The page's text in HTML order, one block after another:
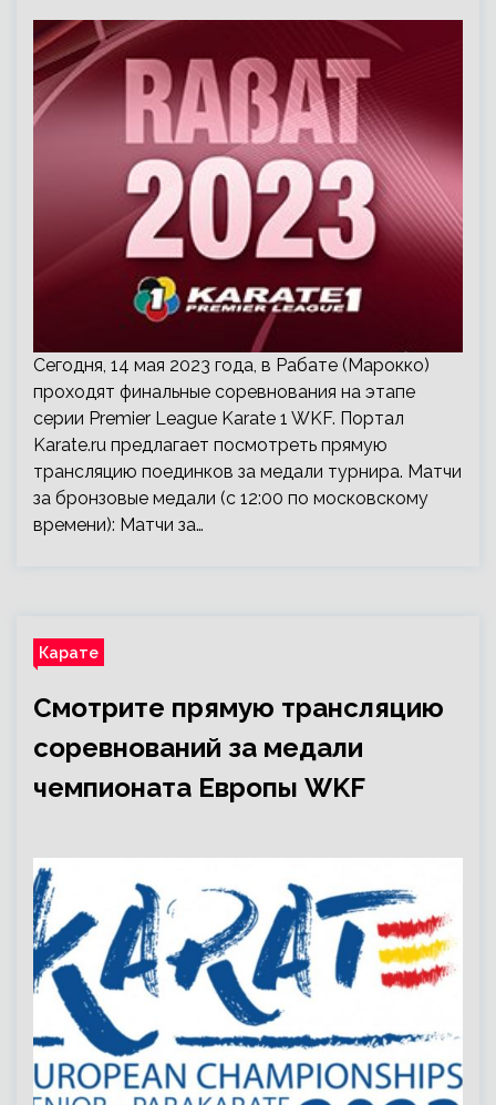
Сегодня, 14 мая 2023 года, в Рабате (Марокко)
проходят финальные соревнования на этапе
серии Premier League Karate 1 WKF. Портал
Karate.ru предлагает посмотреть прямую
трансляцию поединков за медали турнира. Матчи
за бронзовые медали (с 12:00 по московскому
времени): Матчи за…
Карате
Смотрите прямую трансляцию
соревнований за медали
чемпионата Европы WKF